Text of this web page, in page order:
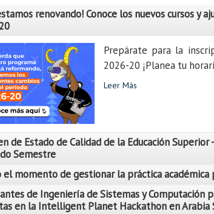
renovando! Conoce los nuevos cursos y
Prepárate para la
2026-20 ¡Planea tu
Leer Más
de Estado de Calidad de la Educación Superior
Semestre
el momento de gestionar la práctica académica
de Ingeniería de Sistemas y Computación
en la Intelligent Planet Hackathon en Arabia